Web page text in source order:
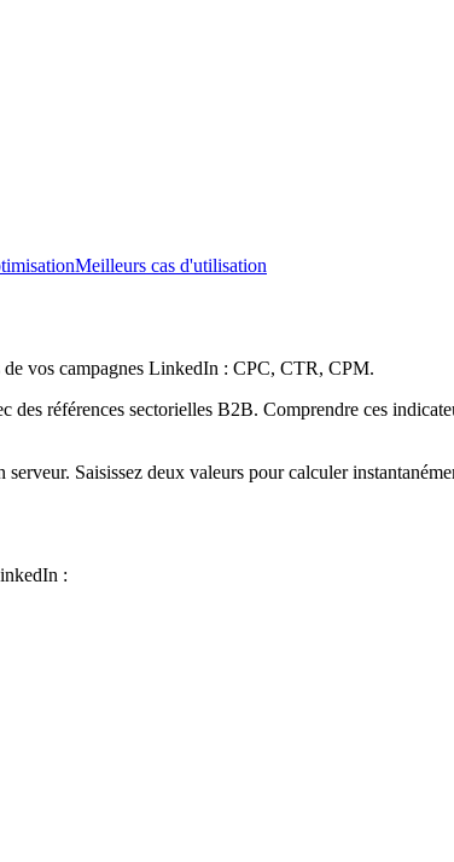
Meilleurs cas d'utilisation
vos campagnes LinkedIn : CPC, CTR, CPM.
références sectorielles B2B. Comprendre ces
Saisissez deux valeurs pour calculer
: